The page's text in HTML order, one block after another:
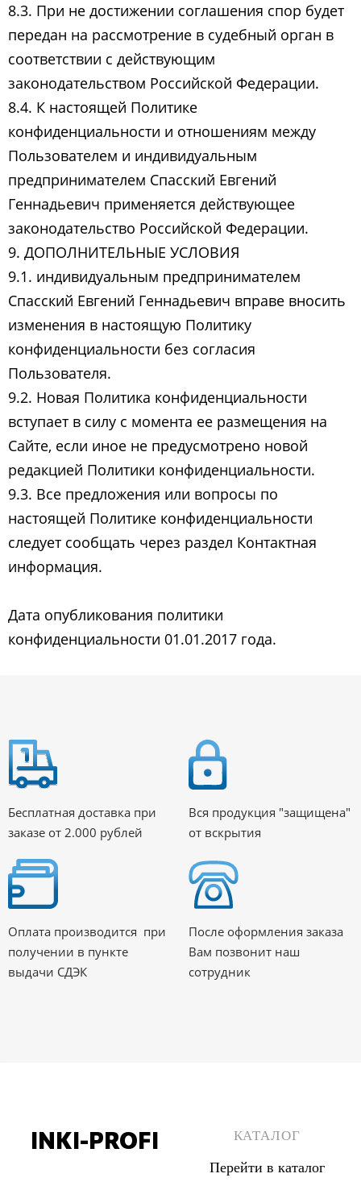
8.3. При не достижении соглашения спор будет
передан на рассмотрение в судебный орган в
соответствии с действующим
законодательством Российской Федерации.
8.4. К настоящей Политике
конфиденциальности и отношениям между
Пользователем и индивидуальным
предпринимателем Спасский Евгений
Геннадьевич применяется действующее
законодательство Российской Федерации.
9. ДОПОЛНИТЕЛЬНЫЕ УСЛОВИЯ
9.1. индивидуальным предпринимателем
Спасский Евгений Геннадьевич вправе вносить
изменения в настоящую Политику
конфиденциальности без согласия
Пользователя.
9.2. Новая Политика конфиденциальности
вступает в силу с момента ее размещения на
Сайте, если иное не предусмотрено новой
редакцией Политики конфиденциальности.
9.3. Все предложения или вопросы по
настоящей Политике конфиденциальности
следует сообщать через раздел Контактная
информация.
Дата опубликования политики
конфиденциальности 01.01.2017 года.
Бесплатная доставка при
заказе от 2.000 рублей
Вся продукция "защищена"
от вскрытия
Оплата производится при
получении в пункте
выдачи СДЭК
После оформления заказа
Вам позвонит наш
сотрудник
INKI-PROFI КАТАЛОГ
Перейти в каталог